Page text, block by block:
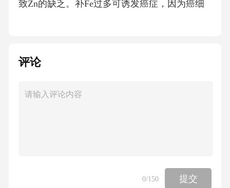
致Zn的缺乏。补Fe过多可诱发癌症，因为癌细
合成精细胞和胰岛素的重要材料，体内缺Zn可
过多也有害处：干扰Fe、Cu二价离子的吸收，
染。对一些慢性病患者来说，Zn可引起组织损
评论
0/150 提交